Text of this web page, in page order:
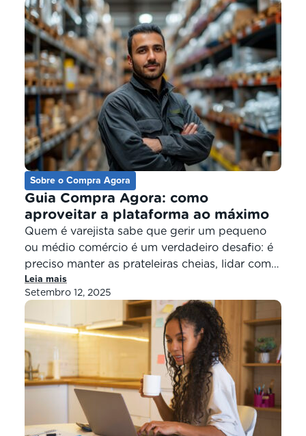
facilitar a vida do varejo de vizinhança que
nasceu o Compra Agora, um e-commerce B2B
do Brasil feito para o pequeno […]
Sobre o Compra Agora
Guia Compra Agora: como
aproveitar a plataforma ao máximo
Quem é varejista sabe que gerir um pequeno
ou médio comércio é um verdadeiro desafio: é
preciso manter as prateleiras cheias, lidar com
fornecedores, organizar o fluxo de caixa e
ainda encontrar formas de atrair clientes.
Pensando em todas essas dores, nasceu o
Compra Agora, uma plataforma B2B do Brasil
totalmente focada no varejo de […]
Leia mais
Setembro 12, 2025